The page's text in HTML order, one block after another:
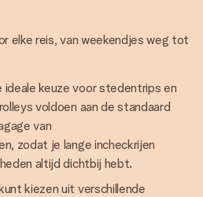
elke reis, van weekendjes weg tot
ideale keuze voor stedentrips en
voldoen aan de standaard
van
zodat je lange incheckrijen
altijd dichtbij hebt.
kiezen uit verschillende